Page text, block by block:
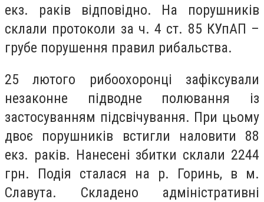
екз. раків відповідно. На порушників
склали протоколи за ч. 4 ст. 85 КУпАП –
грубе порушення правил рибальства.
25 лютого рибоохоронці зафіксували
незаконне підводне полювання із
застосуванням підсвічування. При цьому
двоє порушників встигли наловити 88
екз. раків. Нанесені збитки склали 2244
грн. Подія сталася на р. Горинь, в м.
Славута. Складено адміністративні